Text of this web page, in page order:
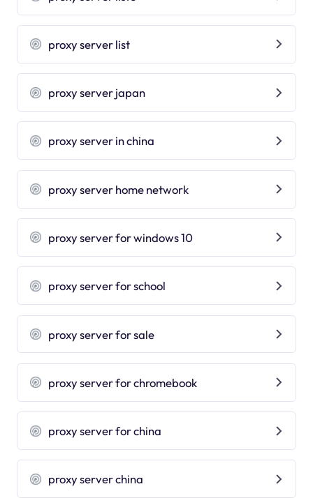
proxy server list
proxy server japan
proxy server in china
proxy server home network
proxy server for windows 10
proxy server for school
proxy server for sale
proxy server for chromebook
proxy server for china
proxy server china